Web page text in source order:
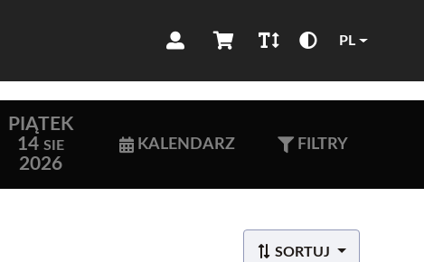
PL
PIĄTEK
14 SIE
2026
KALENDARZ FILTRY
SORTUJ